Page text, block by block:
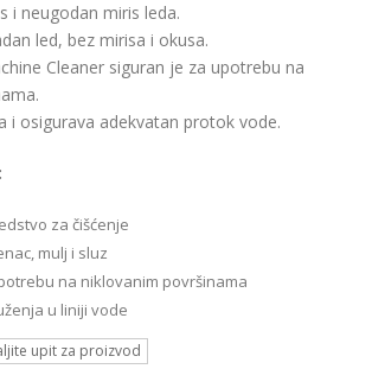
i neugodan miris leda.
led, bez mirisa i okusa.
Cleaner siguran je za upotrebu na
i osigurava adekvatan protok vode.
za čišćenje
mulj i sluz
na niklovanim površinama
u liniji vode
upit za proizvod